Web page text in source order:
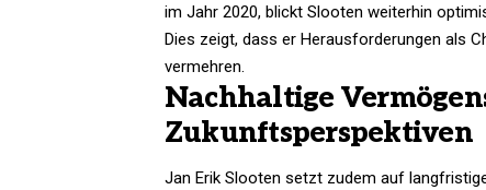
im Jahr 2020, blickt Slooten weiterhin
Dies zeigt, dass er Herausforderungen als
vermehren.
Nachhaltige
Zukunftsperspektiven
Jan Erik Slooten setzt zudem auf